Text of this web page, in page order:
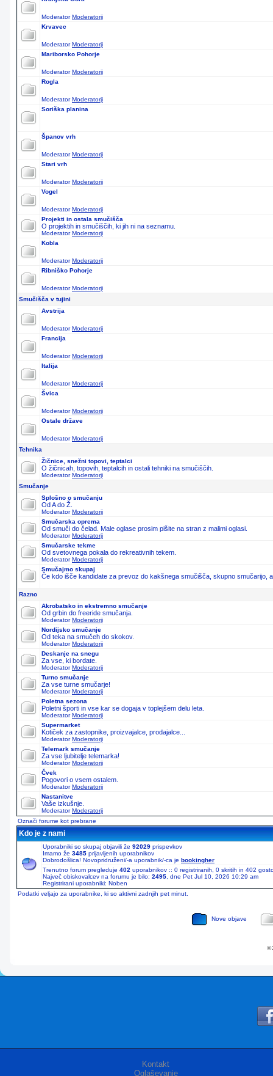
ModeratorModeratorji
Krvavec
ModeratorModeratorji
Mariborsko Pohorje
ModeratorModeratorji
Rogla
ModeratorModeratorji
Soriška planina
Španov vrh
ModeratorModeratorji
Stari vrh
ModeratorModeratorji
Vogel
ModeratorModeratorji
Projekti in ostala smučišča
O projektih in smučiščih, ki jih ni na seznamu.
ModeratorModeratorji
Kobla
ModeratorModeratorji
Ribniško Pohorje
ModeratorModeratorji
Smučišča v tujini
Avstrija
ModeratorModeratorji
Francija
ModeratorModeratorji
Italija
ModeratorModeratorji
Švica
ModeratorModeratorji
Ostale države
ModeratorModeratorji
Tehnika
Žičnice, snežni topovi, teptalci
O žičnicah, topovih, teptalcih in ostali tehniki na smučiščih.
ModeratorModeratorji
Smučanje
Splošno o smučanju
Od A do Ž.
ModeratorModeratorji
Smučarska oprema
Od smuči do čelad. Male oglase prosim pišite na stran z malimi oglasi.
ModeratorModeratorji
Smučarske tekme
Od svetovnega pokala do rekreativnih tekem.
ModeratorModeratorji
Smučajmo skupaj
Če kdo išče kandidate za prevoz do kakšnega smučišča, skupno smučarijo,
Razno
Akrobatsko in ekstremno smučanje
Od grbin do freeride smučanja.
ModeratorModeratorji
Nordijsko smučanje
Od teka na smučeh do skokov.
ModeratorModeratorji
Deskanje na snegu
Za vse, ki bordate.
ModeratorModeratorji
Turno smučanje
Za vse turne smučarje!
ModeratorModeratorji
Poletna sezona
Poletni športi in vse kar se dogaja v toplejšem delu leta.
ModeratorModeratorji
Supermarket
Kotiček za zastopnike, proizvajalce, prodajalce...
ModeratorModeratorji
Telemark smučanje
Za vse ljubitelje telemarka!
ModeratorModeratorji
Čvek
Pogovori o vsem ostalem.
ModeratorModeratorji
Nastanitve
Vaše izkušnje.
ModeratorModeratorji
Označi forume kot prebrane
Kdo je z nami
Uporabniki so skupaj objavili že 92029 prispevkov
Imamo že 3485 prijavljenih uporabnikov
Dobrodošlica! Novopridruženi/-a uporabnik/-ca je bookingher
Trenutno forum pregleduje 402 uporabnikov :: 0 registriranih, 0 skritih in 402
Največ obiskovalcev na forumu je bilo: 2495 , dne Pet Jul 10, 2026 10:29 am
Registrirani uporabniki: Noben
Podatki veljajo za uporabnike, ki so aktivni zadnjih pet minut.
Nove objave
©
Kontakt
Oglaševanje